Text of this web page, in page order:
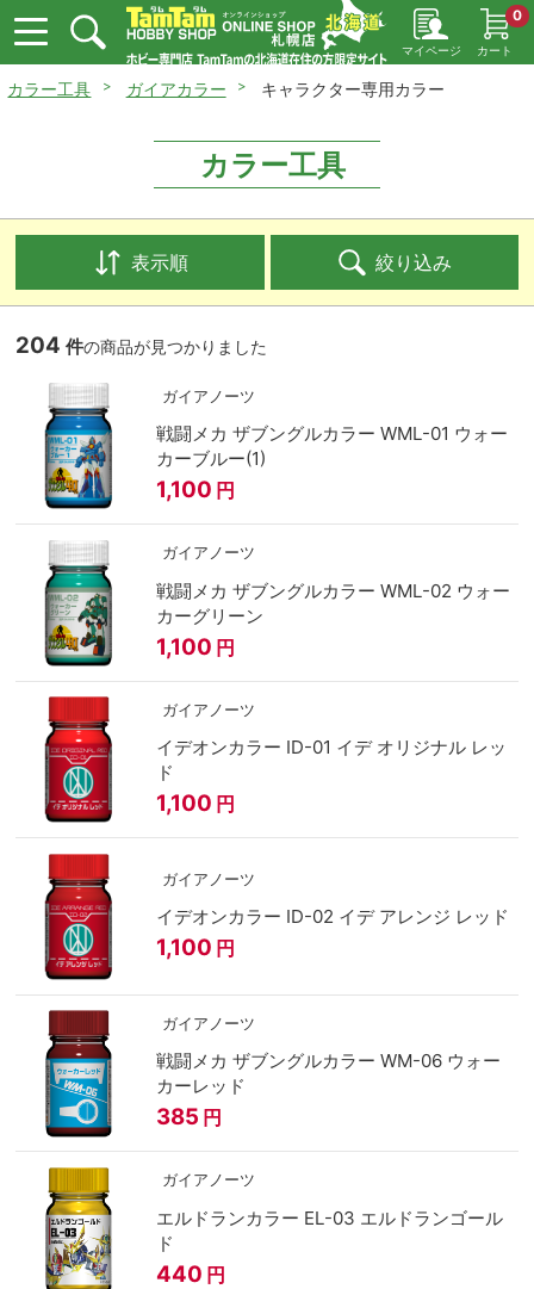
マイページ カート
0
カラー工具 ガイアカラー キャラクター専用カラー
カラー工具
表示順 絞り込み
204 件の商品が見つかりました
ガイアノーツ
戦闘メカ ザブングルカラー WML-01 ウォー
カーブルー(1)
1,100 円
ガイアノーツ
戦闘メカ ザブングルカラー WML-02 ウォー
カーグリーン
1,100 円
ガイアノーツ
イデオンカラー ID-01 イデ オリジナル レッ
ド
1,100 円
ガイアノーツ
イデオンカラー ID-02 イデ アレンジ レッド
1,100 円
ガイアノーツ
戦闘メカ ザブングルカラー WM-06 ウォー
カーレッド
385 円
ガイアノーツ
エルドランカラー EL-03 エルドランゴール
ド
440 円